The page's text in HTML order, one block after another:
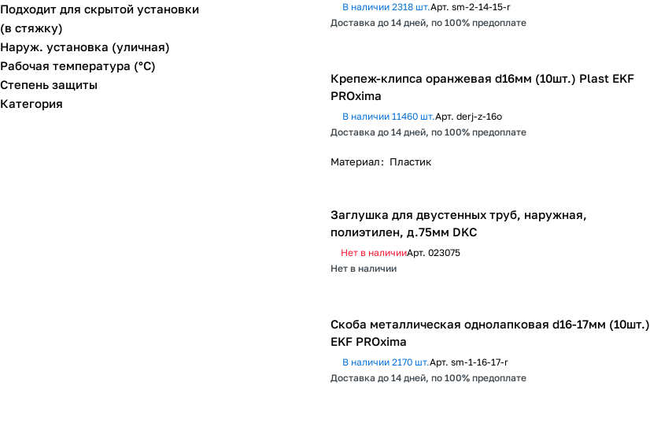
В наличии 2318 шт.Арт. sm-2-14-15-r
Доставка до 14 дней, по 100% предоплате
Крепеж-клипса оранжевая d16мм (10шт.) Plast EKF
PROxima
В наличии 11460 шт.Арт. derj-z-16o
Доставка до 14 дней, по 100% предоплате
Материал: Пластик
Заглушка для двустенных труб, наружная,
полиэтилен, д.75мм DKC
Нет в наличииАрт. 023075
Нет в наличии
Скоба металлическая однолапковая d16-17мм (10шт.)
EKF PROxima
В наличии 2170 шт.Арт. sm-1-16-17-r
Доставка до 14 дней, по 100% предоплате
Подходит для скрытой установки
(в стяжку)
Наруж. установка (уличная)
Рабочая температура (°C)
Степень защиты
Категория